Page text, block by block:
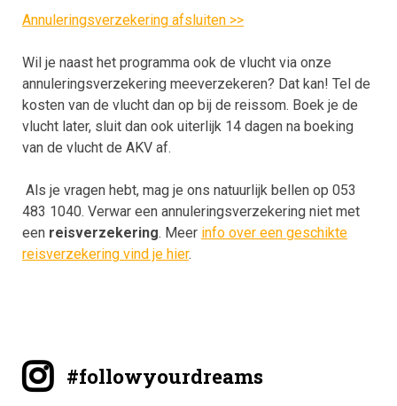
Annuleringsverzekering afsluiten >>
Wil je naast het programma ook de vlucht via onze
annuleringsverzekering meeverzekeren? Dat kan! Tel de
kosten van de vlucht dan op bij de reissom. Boek je de
vlucht later, sluit dan ook uiterlijk 14 dagen na boeking
van de vlucht de AKV af.
Als je vragen hebt, mag je ons natuurlijk bellen op 053
483 1040. Verwar een annuleringsverzekering niet met
een reisverzekering. Meer info over een geschikte
reisverzekering vind je hier.
#followyourdreams